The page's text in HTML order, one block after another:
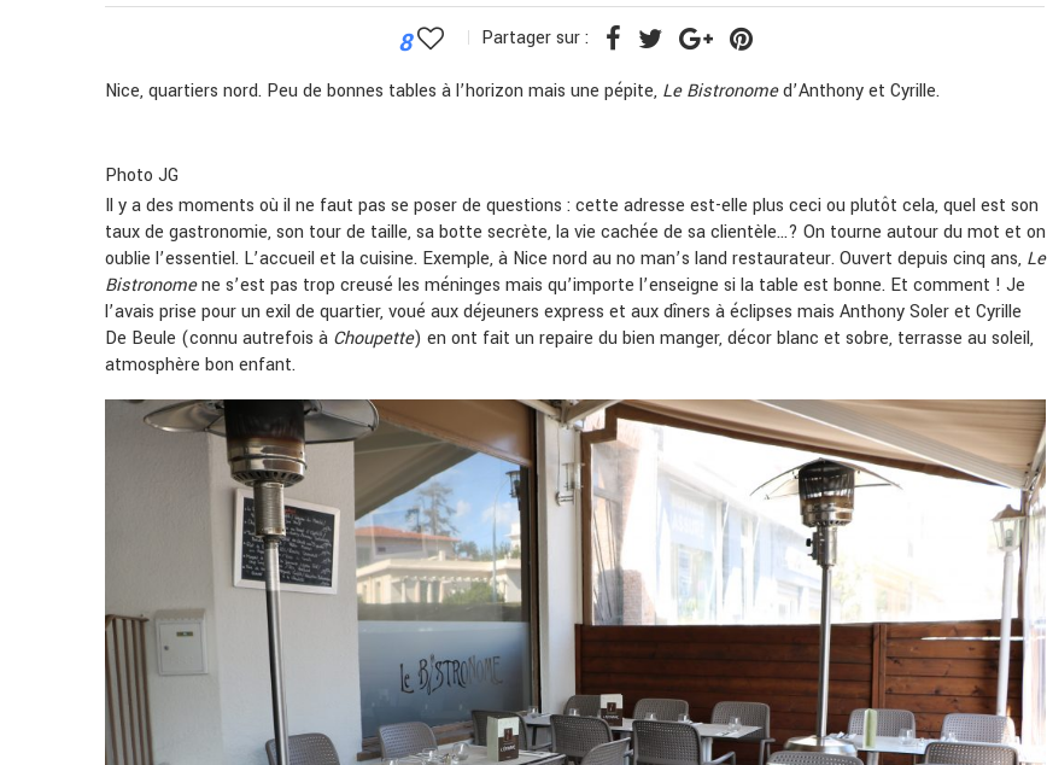
8 Partager sur :
Nice, quartiers nord. Peu de bonnes tables à l’horizon mais une pépite, Le Bistronomed’Anthony et Cyrille.
Photo JG
Il y a des moments où il ne faut pas se poser de questions : cette adresse est-elle plus ceci ou plutôt cela, quel est son
taux de gastronomie, son tour de taille, sa botte secrète, la vie cachée de sa clientèle…? On tourne autour du mot et on
oublie l’essentiel. L’accueil et la cuisine. Exemple, à Nice nord au no man’s land restaurateur. Ouvert depuis cinq ans, Le
Bistronomene s’est pas trop creusé les méninges mais qu’importe l’enseigne si la table est bonne. Et comment ! Je
l’avais prise pour un exil de quartier, voué aux déjeuners express et aux dîners à éclipses mais Anthony Soler et Cyrille
De Beule (connu autrefois à Choupette) en ont fait un repaire du bien manger, décor blanc et sobre, terrasse au soleil,
atmosphère bon enfant.